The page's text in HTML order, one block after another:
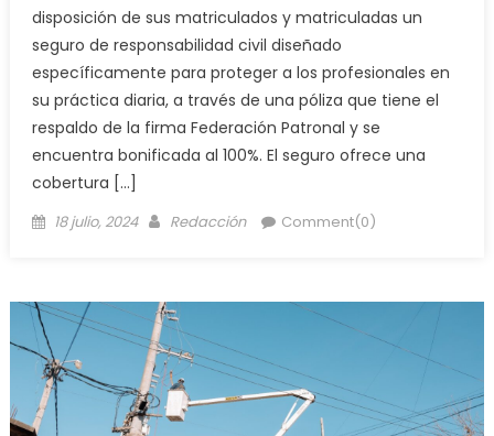
disposición de sus matriculados y matriculadas un
seguro de responsabilidad civil diseñado
específicamente para proteger a los profesionales en
su práctica diaria, a través de una póliza que tiene el
respaldo de la firma Federación Patronal y se
encuentra bonificada al 100%. El seguro ofrece una
cobertura […]
18 julio, 2024 Redacción Comment(0)